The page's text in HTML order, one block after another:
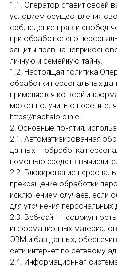
1.1. Оператор ставит своей
условием осуществления
соблюдение прав и свобод
при обработке его
защиты прав на
личную и семейную тайну.
1.2. Настоящая политика
обработки персональных
применяется ко всей
может получить о
https://nachalo.clinic
2. Основные понятия,
2.1. Автоматизированная
данных – обработка
помощью средств
2.2. Блокирование
прекращение обработки
исключением случаев, если
для уточнения персональных
2.3. Веб-сайт –
информационных
ЭВМ и баз данных,
сети интернет по сетевому
2.4. Информационная